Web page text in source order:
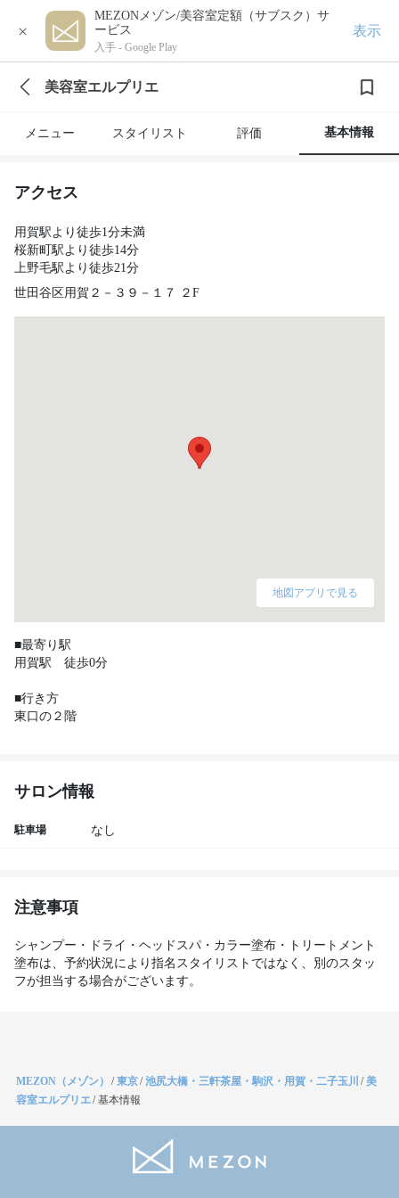
×
MEZONメゾン/美容室定額（サブスク）サ
ービス
入手 - Google Play
表示
美容室エルプリエ
メニュー スタイリスト 評価 基本情報
アクセス
用賀駅より徒歩1分未満
桜新町駅より徒歩14分
上野毛駅より徒歩21分
世田谷区用賀２－３９－１７ ２F
地図アプリで見る
■最寄り駅
用賀駅　徒歩0分
■行き方
東口の２階
サロン情報
駐車場 なし
注意事項
シャンプー・ドライ・ヘッドスパ・カラー塗布・トリートメント
塗布は、予約状況により指名スタイリストではなく、別のスタッ
フが担当する場合がございます。
MEZON（メゾン） /東京/池尻大橋・三軒茶屋・駒沢・用賀・二子玉川 /美
容室エルプリエ/基本情報